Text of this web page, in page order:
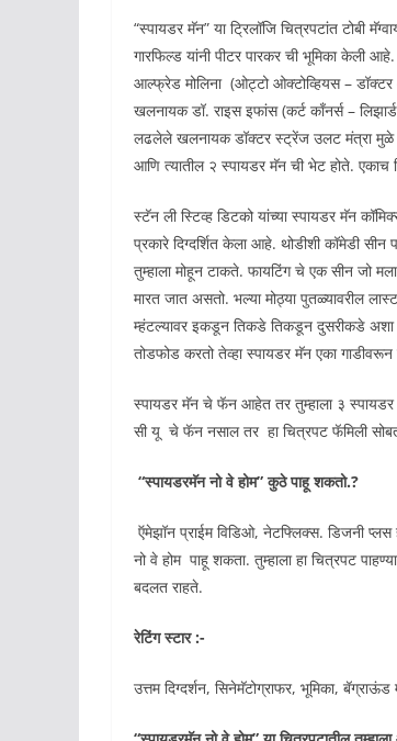
“स्पायडर मॅन” या ट्रिलॉजि चित्रपटांत टोबी
गारफिल्ड यांनी पीटर पारकर ची भूमिका केली
आल्फ्रेड मोलिना (ओट्टो ओक्टोव्हियस –
खलनायक डॉ. राइस इफांस (कर्ट काँनर्स –
लढलेले खलनायक डॉक्टर स्ट्रेंज उलट मंत्रा मुळे
आणि त्यातील २ स्पायडर मॅन ची भेट होते. एकाच
स्टॅन ली स्टिव्ह डिटको यांच्या स्पायडर मॅन
प्रकारे दिग्दर्शित केला आहे. थोडीशी कॉमेडी
तुम्हाला मोहून टाकते. फायटिंग चे एक सीन जो
मारत जात असतो. भल्या मोठ्या पुतळ्यावरील
म्हंटल्यावर इकडून तिकडे तिकडून दुसरीकडे अशा
तोडफोड करतो तेव्हा स्पायडर मॅन एका
स्पायडर मॅन चे फॅन आहेत तर तुम्हाला ३
सी यू चे फॅन नसाल तर हा चित्रपट फॅमिली
“स्पायडरमॅन नो वे होम” कुठे पाहू शकतो.?
ऍमेझॉन प्राईम विडिओ, नेटफ्लिक्स. डिजनी प्लस
नो वे होम पाहू शकता. तुम्हाला हा चित्रपट
बदलत राहते.
रेटिंग स्टार :-
उत्तम दिग्दर्शन, सिनेमॅटोग्राफर, भूमिका,